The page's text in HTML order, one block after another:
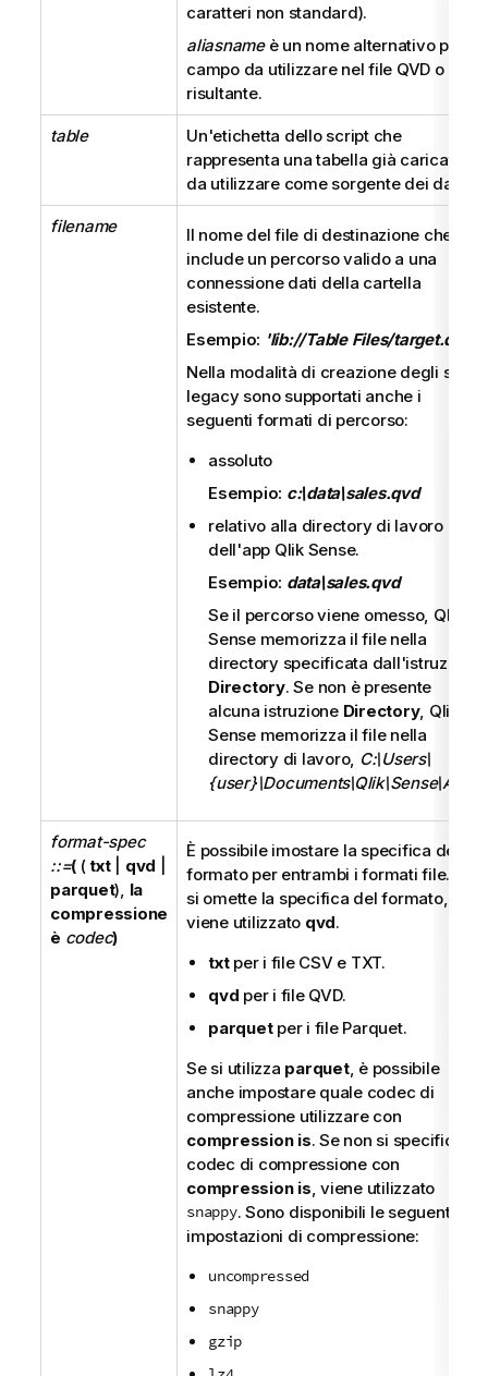
caratteri non standard).
aliasnameè un nome alternativo per il
campo da utilizzare nel file QVD o
risultante.
table
Un'etichetta dello script che
rappresenta una tabella già caricata
da utilizzare come sorgente dei dati.
filename
Il nome del file di destinazione che
include un percorso valido a una
connessione dati della cartella
esistente.
Esempio: 'lib://Table Files/target.qvd'
Nella modalità di creazione degli script
legacy sono supportati anche i
seguenti formati di percorso:
assoluto
Esempio: c:\data\sales.qvd
relativo alla directory di lavoro
dell'app Qlik Sense.
Esempio: data\sales.qvd
Se il percorso viene omesso, Qlik
Sensememorizza il file nella
directory specificata dall'istruzione
Directory. Se non è presente
alcuna istruzione Directory, Qlik
Sensememorizza il file nella
directory di lavoro, C:\Users\
{user}\Documents\Qlik\Sense\Apps
format-spec
::=( (txt| qvd
parquet), la
compressione
è codec)
È possibile imostare la specifica del
formato per entrambi i formati file. Se
si omette la specifica del formato,
viene utilizzato qvd.
txtper i file CSVe TXT.
qvd per i file QVD.
parquetper i file Parquet.
Se si utilizza parquet, è possibile
anche impostare quale codec di
compressione utilizzare con
compression is. Se non si specifica il
codec di compressione con
compression is, viene utilizzato
snappy. Sono disponibili le seguenti
impostazioni di compressione:
uncompressed
snappy
gzip